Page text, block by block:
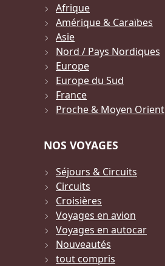
Afrique
Amérique & Caraïbes
Asie
Nord / Pays Nordiques
Europe
Europe du Sud
France
Proche & Moyen Orient
NOS VOYAGES
Séjours & Circuits
Circuits
Croisières
Voyages en avion
Voyages en autocar
Nouveautés
tout compris